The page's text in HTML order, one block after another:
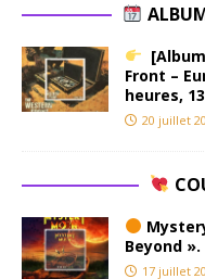
Front –
heures,
20 juillet
Beyond
17 juillet